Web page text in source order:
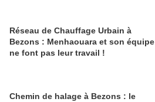
Réseau de Chauffage Urbain à
Bezons : Menhaouara et son équipe
ne font pas leur travail !
Chemin de halage à Bezons : le